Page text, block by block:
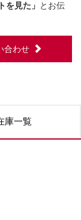
を見た」 とお伝
合わせ
庫一覧